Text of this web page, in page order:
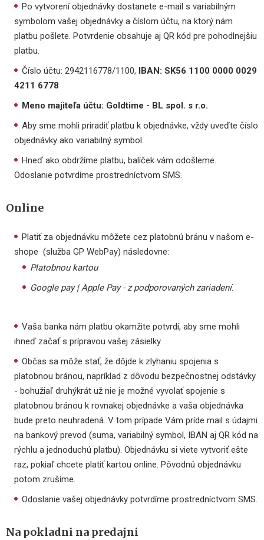
Po vytvorení objednávky dostanete e-mail s variabilným
symbolom vašej objednávky a číslom účtu, na ktorý nám
platbu pošlete. Potvrdenie obsahuje aj QR kód pre pohodlnejšiu
platbu.
Číslo účtu: 2942116778/1100, IBAN: SK56 1100 0000 0029
4211 6778
Meno majiteľa účtu: Goldtime - BL spol. s r.o.
Aby sme mohli priradiť platbu k objednávke, vždy uveďte číslo
objednávky ako variabilný symbol.
Hneď ako obdržíme platbu, balíček vám odošleme.
Odoslanie potvrdíme prostredníctvom SMS.
Online
Platiť za objednávku môžete cez platobnú bránu v našom e-
shope (služba GP WebPay) následovne:
Platobnou kartou
Google pay | Apple Pay - z podporovaných zariadení.
Vaša banka nám platbu okamžite potvrdí, aby sme mohli
ihneď začať s prípravou vašej zásielky.
Občas sa môže stať, že dôjde k zlyhaniu spojenia s
platobnou bránou, napríklad z dôvodu bezpečnostnej odstávky
- bohužiaľ druhýkrát už nie je možné vyvolať spojenie s
platobnou bránou k rovnakej objednávke a vaša objednávka
bude preto neuhradená. V tom prípade Vám príde mail s údajmi
na bankový prevod (suma, variabilný symbol, IBAN aj QR kód na
rýchlu a jednoduchú platbu). Objednávku si viete vytvoriť ešte
raz, pokiaľ chcete platiť kartou online. Pôvodnú objednávku
potom zrušíme.
Odoslanie vašej objednávky potvrdíme prostredníctvom SMS.
Na pokladni na predajni